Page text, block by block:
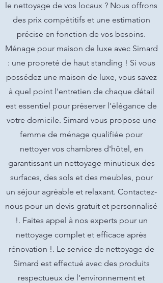
le nettoyage de vos locaux ? Nous offrons
des prix compétitifs et une estimation
précise en fonction de vos besoins.
Ménage pour maison de luxe avec Simard
: une propreté de haut standing ! Si vous
possédez une maison de luxe, vous savez
à quel point l'entretien de chaque détail
est essentiel pour préserver l'élégance de
votre domicile. Simard vous propose une
femme de ménage qualifiée pour
nettoyer vos chambres d'hôtel, en
garantissant un nettoyage minutieux des
surfaces, des sols et des meubles, pour
un séjour agréable et relaxant. Contactez-
nous pour un devis gratuit et personnalisé
!. Faites appel à nos experts pour un
nettoyage complet et efficace après
rénovation !. Le service de nettoyage de
Simard est effectué avec des produits
respectueux de l'environnement et